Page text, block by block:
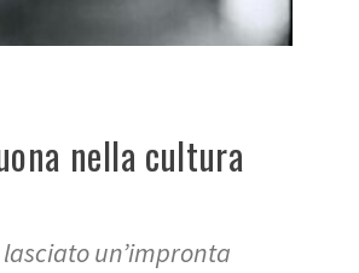
nella cultura
un’impronta